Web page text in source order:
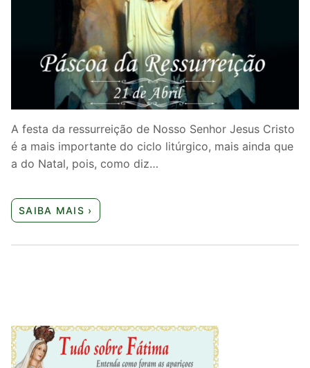
Santo do Dia
Quem somos nós
A festa da ressurreição de Nosso Senhor Jesus Cristo
é a mais importante do ciclo litúrgico, mais ainda que
a do Natal, pois, como diz…
SAIBA MAIS ›